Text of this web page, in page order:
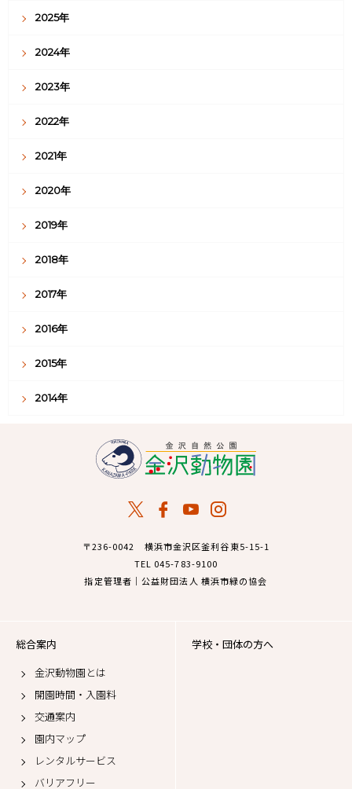
2025年
2024年
2023年
2022年
2021年
2020年
2019年
2018年
2017年
2016年
2015年
2014年
〒236-0042 横浜市金沢区釜利谷東5-15-1
TEL 045-783-9100
指定管理者｜公益財団法人 横浜市緑の協会
総合案内
金沢動物園とは
開園時間・入園料
交通案内
園内マップ
レンタルサービス
バリアフリー
学校・団体の方へ